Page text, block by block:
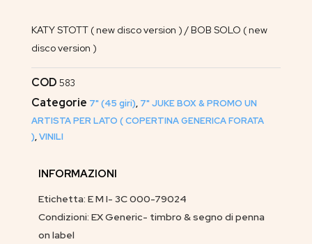
KATY STOTT ( new disco version ) / BOB SOLO ( new
disco version )
COD 583
Categorie 7" (45 giri), 7" JUKE BOX & PROMO UN
ARTISTA PER LATO ( COPERTINA GENERICA FORATA
),VINILI
INFORMAZIONI
Etichetta: E M I- 3C 000-79024
Condizioni: EX Generic- timbro & segno di penna
on label